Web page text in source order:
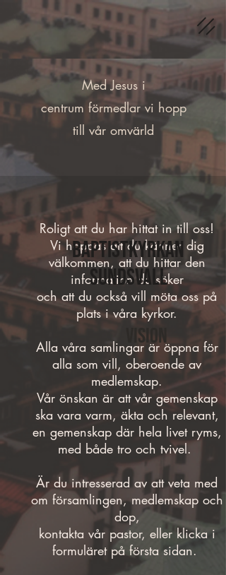
Med Jesus i
centrum förmedlar vi hopp
till vår omvärld
Roligt att du har hittat in till oss!
Vi hoppas att du känner dig
välkommen, att du hittar den
information du söker
och att du också vill möta oss på
plats i våra kyrkor.
Alla våra samlingar är öppna för
alla som vill, oberoende av
medlemskap.
Vår önskan är att vår gemenskap
ska vara varm, äkta och relevant,
en gemenskap där hela livet ryms,
med både tro och tvivel.
Är du intresserad av att veta med
om församlingen, medlemskap och
dop,
kontakta vår pastor, eller klicka i
formuläret på första sidan.
Baptistkyrkan
Sundsvall
Vision